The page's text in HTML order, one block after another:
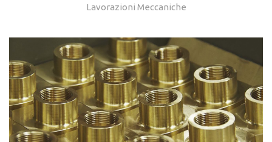
Lavorazioni Meccaniche